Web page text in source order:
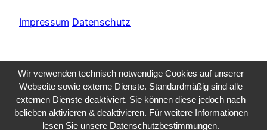
Impressum Datenschutz
Wir verwenden technisch notwendige Cookies auf unserer
Webseite sowie externe Dienste. Standardmäßig sind alle
externen Dienste deaktiviert. Sie können diese jedoch nach
belieben aktivieren & deaktivieren. Für weitere Informationen
lesen Sie unsere Datenschutzbestimmungen.